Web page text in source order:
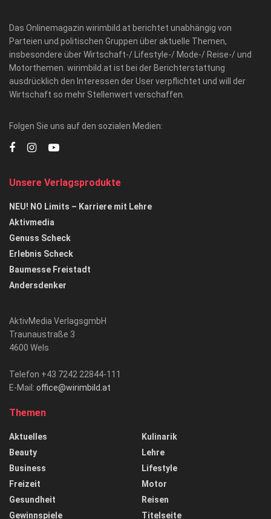
Das Onlinemagazin wirimbild.at berichtet unabhängig von
Parteien und politischen Gruppen über aktuelle Themen,
insbesondere über Wirtschaft-/ Lifestyle-/ Mode-/ Reise-/ und
Motorthemen. wirimbild.at ist bei der Berichterstattung
ausdrücklich den Interessen der User verpflichtet und will der
Wirtschaft so mehr Stellenwert verschaffen.
Folgen Sie uns auf den sozialen Medien:
Unsere Verlagsprodukte
NEU! NO Limits – Karriere mit Lehre
Aktivmedia
Genuss Scheck
Erlebnis Scheck
Baumesse Freistadt
Andersdenker
AktivMedia VerlagsgmbH
Traunaustraße 3
4600 Wels
Telefon +43 7242 22844-111
E-Mail: office@wirimbild.at
Themen
Aktuelles
Beauty
Business
Freizeit
Gesundheit
Gewinnspiele
Kulinarik
Lehre
Lifestyle
Motor
Reisen
Titelseite